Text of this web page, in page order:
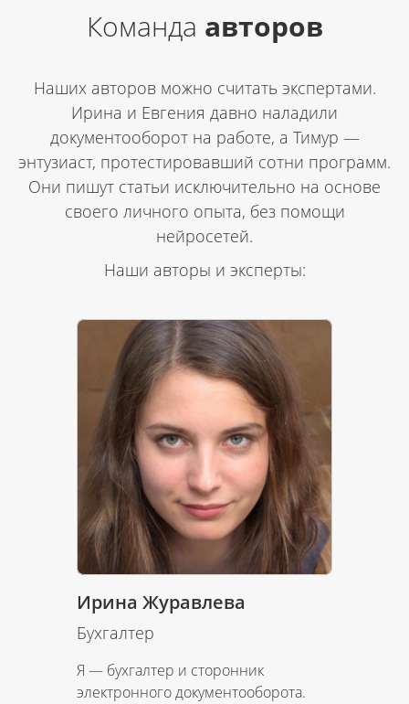
Команда авторов
Наших авторов можно считать экспертами.
Ирина и Евгения давно наладили
документооборот на работе, а Тимур —
энтузиаст, протестировавший сотни программ.
Они пишут статьи исключительно на основе
своего личного опыта, без помощи
нейросетей.
Наши авторы и эксперты:
Ирина Журавлева
Бухгалтер
Я — бухгалтер и сторонник
электронного документооборота.